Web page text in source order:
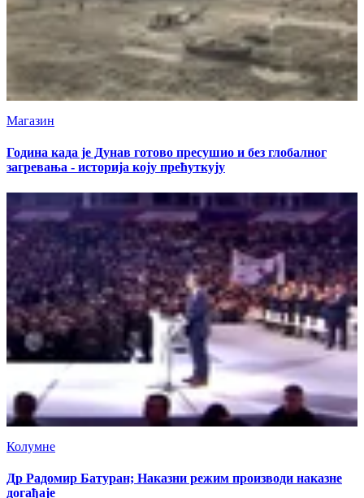
Магазин
Година када је Дунав готово пресушио и без глобалног
загревања - историја коју прећуткују
Колумне
Др Радомир Батуран; Наказни режим производи наказне
догађаје